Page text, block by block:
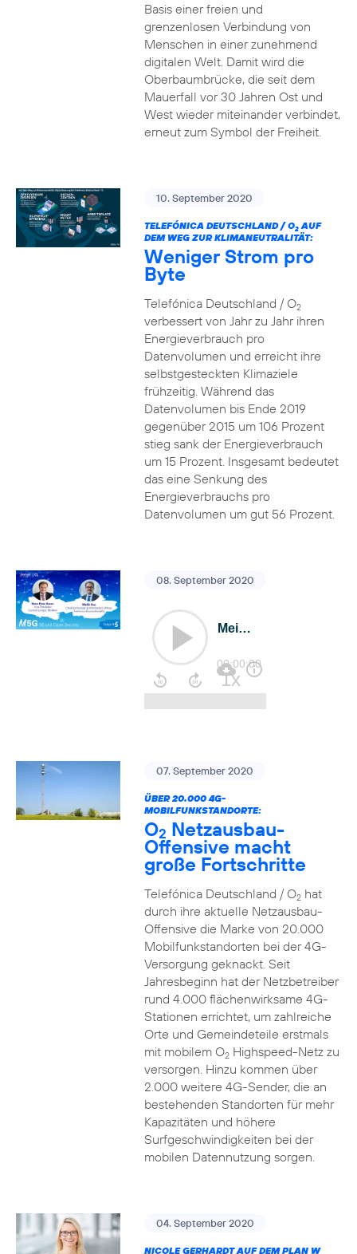
Basis einer freien und
grenzenlosen Verbindung von
Menschen in einer zunehmend
digitalen Welt. Damit wird die
Oberbaumbrücke, die seit dem
Mauerfall vor 30 Jahren Ost und
West wieder miteinander verbindet,
erneut zum Symbol der Freiheit.
10. September 2020
TELEFÓNICA DEUTSCHLAND / O2AUF
DEM WEG ZUR KLIMANEUTRALITÄT:
Weniger Strom pro
Byte
Telefónica Deutschland / O2
verbessert von Jahr zu Jahr ihren
Energieverbrauch pro
Datenvolumen und erreicht ihre
selbstgesteckten Klimaziele
frühzeitig. Während das
Datenvolumen bis Ende 2019
gegenüber 2015 um 106 Prozent
stieg sank der Energieverbrauch
um 15 Prozent. Insgesamt bedeutet
das eine Senkung des
Energieverbrauchs pro
Datenvolumen um gut 56 Prozent.
08. September 2020
07. September 2020
ÜBER 20.000 4G-
MOBILFUNKSTANDORTE:
O2 Netzausbau-
Offensive macht
große Fortschritte
Telefónica Deutschland / O2hat
durch ihre aktuelle Netzausbau-
Offensive die Marke von 20.000
Mobilfunkstandorten bei der 4G-
Versorgung geknackt. Seit
Jahresbeginn hat der Netzbetreiber
rund 4.000 flächenwirksame 4G-
Stationen errichtet, um zahlreiche
Orte und Gemeindeteile erstmals
mit mobilem O2Highspeed-Netz zu
versorgen. Hinzu kommen über
2.000 weitere 4G-Sender, die an
bestehenden Standorten für mehr
Kapazitäten und höhere
Surfgeschwindigkeiten bei der
mobilen Datennutzung sorgen.
04. September 2020
NICOLE GERHARDT AUF DEM PLAN W